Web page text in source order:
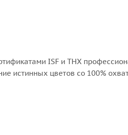
ISF и THX
истинных цветов со 100%